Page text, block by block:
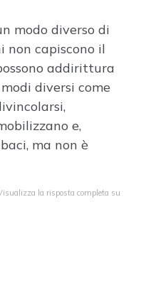
modo diverso di
non capiscono il
addirittura
diversi come
e,
ma non è
la risposta completa su